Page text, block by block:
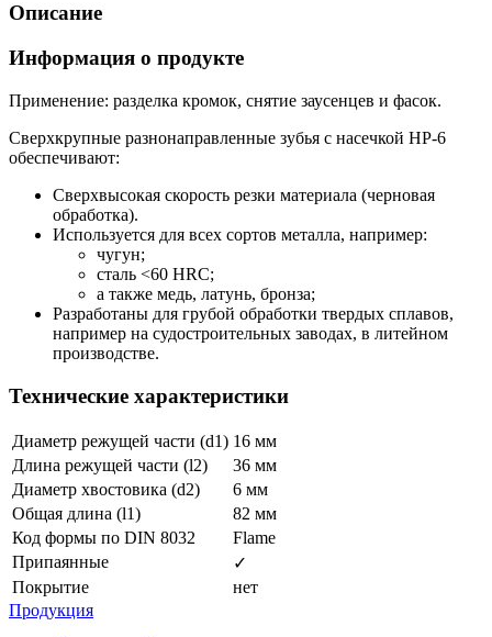
Описание
Информация о продукте
Применение: разделка кромок, снятие заусенцев и фасок.
Сверхкрупные разнонаправленные зубья с насечкой HP-6
обеспечивают:
Сверхвысокая скорость резки материала (черновая
обработка).
Используется для всех сортов металла, например:
чугун;
сталь <60 HRC;
а также медь, латунь, бронза;
Разработаны для грубой обработки твердых сплавов,
например на судостроительных заводах, в литейном
производстве.
Технические характеристики
Диаметр режущей части (d1) 16 мм
Длина режущей части (l2)
36 мм
Диаметр хвостовика (d2)
6 мм
Общая длина (l1)
82 мм
Код формы по DIN 8032
Flame
Припаянные
✓
Покрытие
нет
Продукция